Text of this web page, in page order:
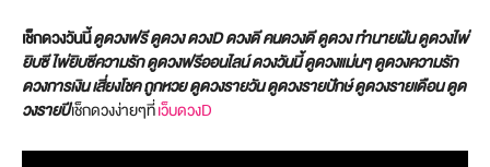
เช็กดวงวันนี้ดูดวงฟรี ดูดวง ดวงD ดวงดี คนดวงดี ดูดวง ทำนายฝัน ดูดวงไพ่
ยิบซี ไพ่ยิบซีความรัก ดูดวงฟรีออนไลน์ ดวงวันนี้ ดูดวงแม่นๆ ดูดวงความรัก
ดวงการเงิน เสี่ยงโชค ถูกหวย ดูดวงรายวัน ดูดวงรายปักษ์ ดูดวงรายเดือน ดูด
วงรายปีเช็กดวงง่ายๆที่เว็บดวงD